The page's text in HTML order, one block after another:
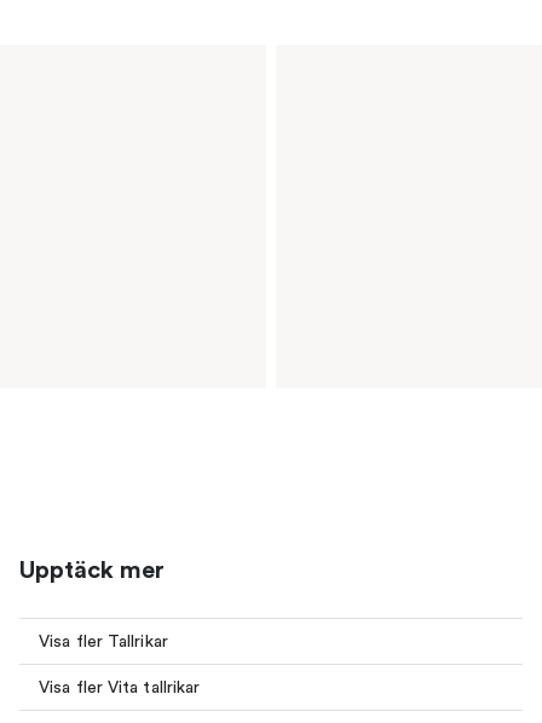
Upptäck mer
Visa fler Tallrikar
Visa fler Vita tallrikar